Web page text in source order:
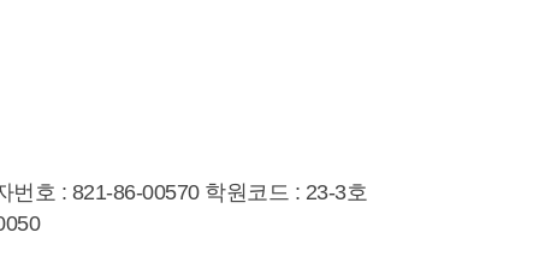
호 : 821-86-00570 학원코드 : 23-3호